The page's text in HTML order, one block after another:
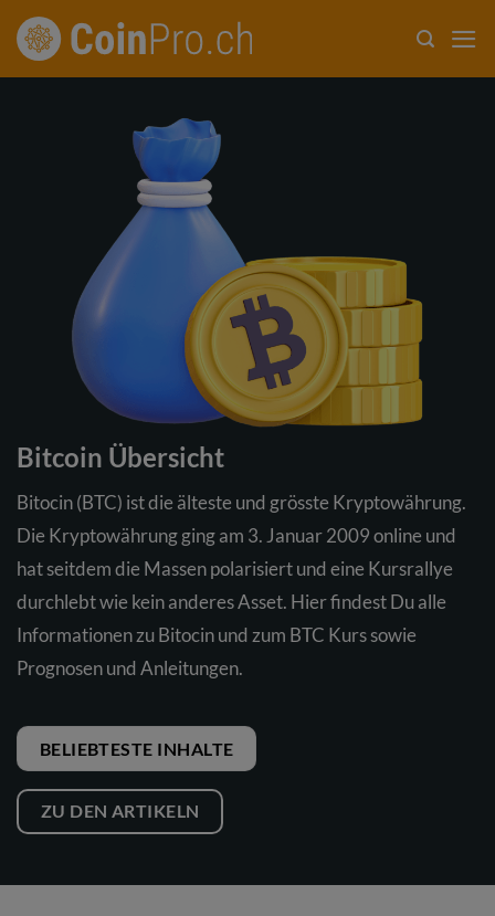
Zum
Inhalt
Bitcoin Übersicht
Bitocin (BTC) ist die älteste und grösste Kryptowährung.
Die Kryptowährung ging am 3. Januar 2009 online und
hat seitdem die Massen polarisiert und eine Kursrallye
durchlebt wie kein anderes Asset. Hier findest Du alle
Informationen zu Bitocin und zum BTC Kurs sowie
Prognosen und Anleitungen.
BELIEBTESTE INHALTE
ZU DEN ARTIKELN